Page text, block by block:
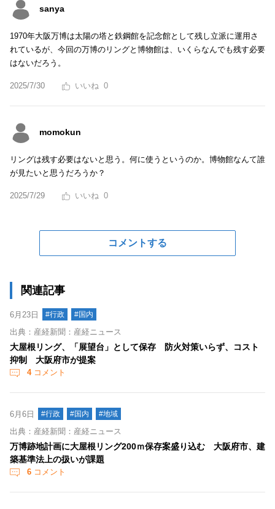
sanya
1970年大阪万博は太陽の塔と鉄鋼館を記念館として残し立派に運用さ
れているが、今回の万博のリングと博物館は、いくらなんでも残す必要
はないだろう。
2025/7/30 0
momokun
リングは残す必要はないと思う。何に使うというのか。博物館なんて誰
が見たいと思うだろうか？
2025/7/29 0
コメントする
関連記事
6月23日 #行政 #国内
出典：産経新聞：産経ニュース
大屋根リング、「展望台」として保存 防火対策いらず、コスト
抑制 大阪府市が提案
4コメント
6月6日 #行政 #国内 #地域
出典：産経新聞：産経ニュース
万博跡地計画に大屋根リング200ｍ保存案盛り込む 大阪府市、建
築基準法上の扱いが課題
6 コメント